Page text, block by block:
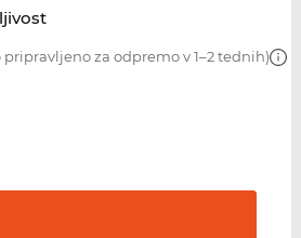
pripravljeno za odpremo v 1–2 tednih)